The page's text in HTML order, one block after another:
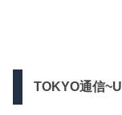
TOKYO通信